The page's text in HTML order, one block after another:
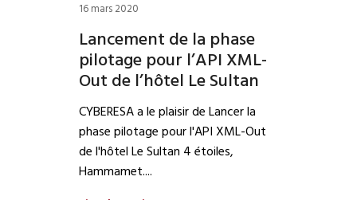
16 mars 2020
Lancement de la phase
pilotage pour l’API XML-
Out de l’hôtel Le Sultan
CYBERESA a le plaisir de Lancer la
phase pilotage pour l'API XML-Out
de l'hôtel Le Sultan 4 étoiles,
Hammamet.